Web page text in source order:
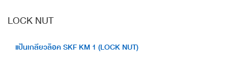
LOCK NUT
แป้นเกลียวล็อค SKF KM 1 (LOCK NUT)